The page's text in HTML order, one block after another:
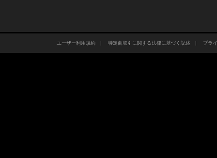
ユーザー利用規約| 特定商取引に関する法律に基づく記述 | プラ